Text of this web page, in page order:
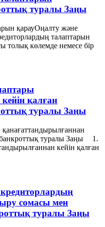
туралы Заңы
қарауОңалту және
талаптарын
толық көлемде немесе бір
қалған
туралы Заңы
банкроттық туралы Заңы 1.
кейін қалған
кредиторлардың
сомасы мен
туралы Заңы